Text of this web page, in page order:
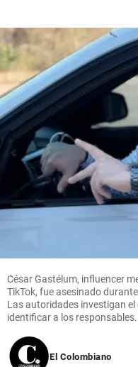
César Gastélum, influencer
TikTok, fue asesinado
Las autoridades investigan
identificar a los
El Colombiano